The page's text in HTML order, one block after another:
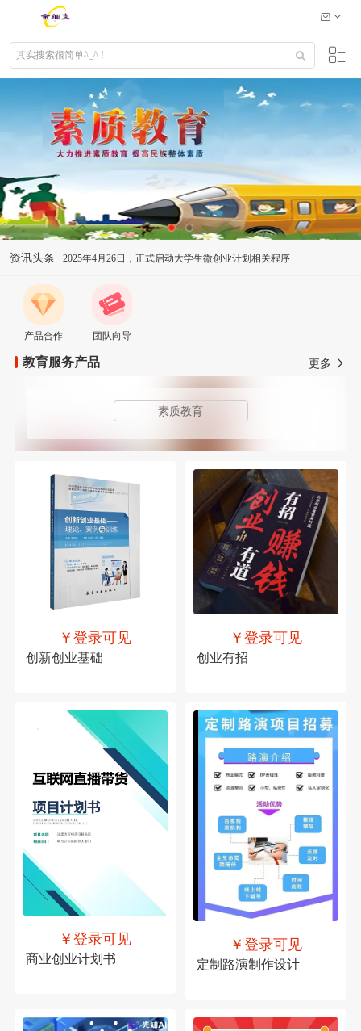
资讯头条 2025年4月26日，正式启动大学生微创业计划相关程序
关于联创盟创业平台
产品合作 团队向导
教育服务产品 更多
素质教育
￥登录可见
创新创业基础
￥登录可见
创业有招
￥登录可见
商业创业计划书
￥登录可见
定制路演制作设计